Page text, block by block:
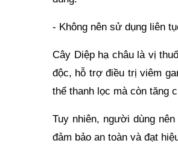
- Không nên sử dụng liên
Cây Diệp hạ châu là vị
độc, hỗ trợ điều trị viêm
thể thanh lọc mà còn tăng
Tuy nhiên, người dùng
đảm bảo an toàn và đạt